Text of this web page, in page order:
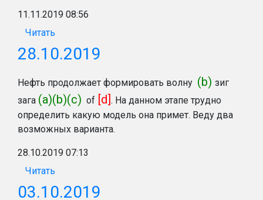
11.11.2019 08:56
Читать
28.10.2019
Нефть продолжает формировать волну (b) зиг
зага (a)(b)(c) of [d]. На данном этапе трудно
определить какую модель она примет. Веду два
возможных варианта.
28.10.2019 07:13
Читать
03.10.2019